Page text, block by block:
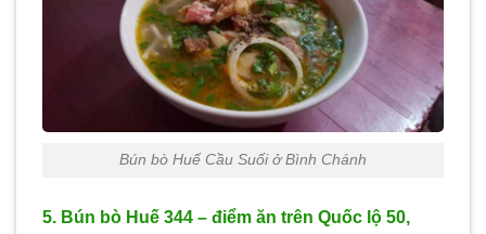
Bún bò Huế Cầu Suối ở Bình Chánh
5. Bún bò Huế 344 – điểm ăn trên Quốc lộ 50,